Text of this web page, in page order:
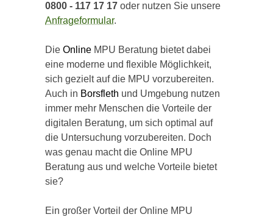
0800 - 117 17 17 oder nutzen Sie unsere
Anfrageformular.
Die Online MPU Beratung bietet dabei
eine moderne und flexible Möglichkeit,
sich gezielt auf die MPU vorzubereiten.
Auch in Borsfleth und Umgebung nutzen
immer mehr Menschen die Vorteile der
digitalen Beratung, um sich optimal auf
die Untersuchung vorzubereiten. Doch
was genau macht die Online MPU
Beratung aus und welche Vorteile bietet
sie?
Ein großer Vorteil der Online MPU